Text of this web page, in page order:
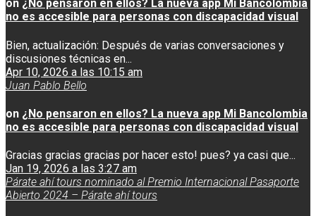
on ¿No pensaron en ellos? La nueva app Mi Bancolombia
no es accesible para personas con discapacidad visual
Bien, actualización: Después de varias conversaciones y
discusiones técnicas en...
Apr 10, 2026 a las 10:15 am
Juan Pablo Bello
on ¿No pensaron en ellos? La nueva app Mi Bancolombia
no es accesible para personas con discapacidad visual
Gracias gracias gracias por hacer esto! pues? ya casi que...
Jan 19, 2026 a las 3:27 am
Párate ahí tours nominado al Premio Internacional Pasaporte
Abierto 2024 – Párate ahí tours